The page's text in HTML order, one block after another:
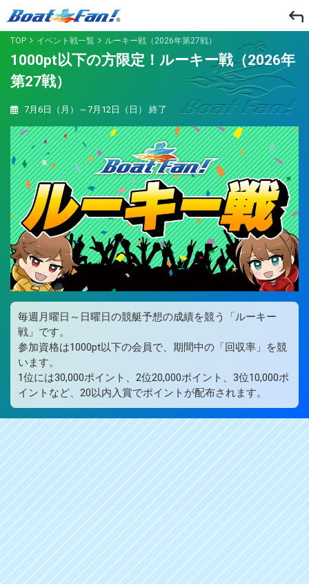
TOP イベント戦一覧 ルーキー戦（2026年第27戦）
1000pt以下の方限定！ルーキー戦（2026年
第27戦）
7月6日（月）～7月12日（日）終了
毎週月曜日～日曜日の競艇予想の成績を競う「ルーキー
戦」です。
参加資格は1000pt以下の会員で、期間中の「回収率」を競
います。
1位には30,000ポイント、2位20,000ポイント、3位10,000ポ
イントなど、20以内入賞でポイントが配布されます。